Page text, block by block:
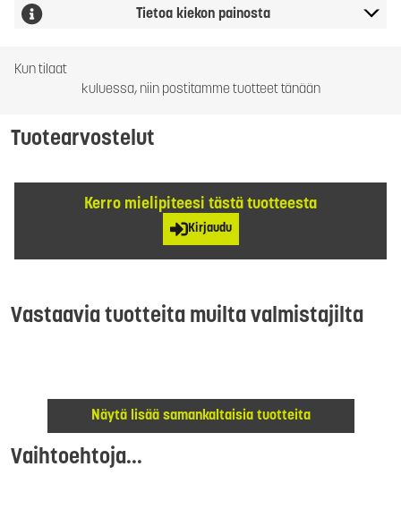
Tietoa kiekon painosta
Kun tilaat
kuluessa, niin postitamme tuotteet tänään
Tuotearvostelut
Kerro mielipiteesi tästä tuotteesta
Kirjaudu
Vastaavia tuotteita muilta valmistajilta
Näytä lisää samankaltaisia tuotteita
Vaihtoehtoja...